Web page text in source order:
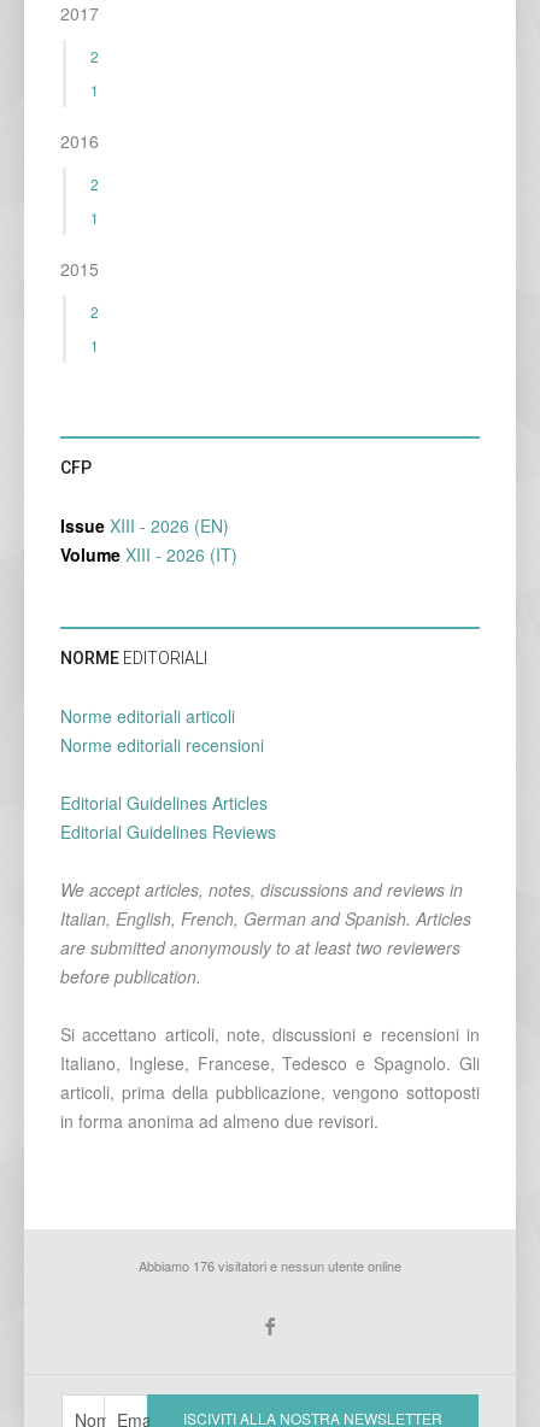
2017
2
1
2016
2
1
2015
2
1
CFP
Issue XIII - 2026 (EN)
Volume XIII - 2026 (IT)
NORME EDITORIALI
Norme editoriali articoli
Norme editoriali recensioni
Editorial Guidelines Articles
Editorial Guidelines Reviews
We accept articles, notes, discussions and reviews in
Italian, English, French, German and Spanish. Articles
are submitted anonymously to at least two reviewers
before publication.
Si accettano articoli, note, discussioni e recensioni in
Italiano, Inglese, Francese, Tedesco e Spagnolo. Gli
articoli, prima della pubblicazione, vengono sottoposti
in forma anonima ad almeno due revisori.
Abbiamo 176 visitatori e nessun utente online